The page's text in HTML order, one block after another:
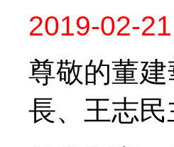
2019-02-21
尊敬的董
長、王志